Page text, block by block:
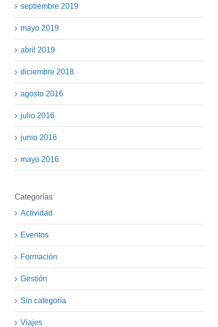
septiembre 2019
mayo 2019
abril 2019
diciembre 2018
agosto 2016
julio 2016
junio 2016
mayo 2016
Categorías
Actividad
Eventos
Formación
Gestión
Sin categoría
Viajes